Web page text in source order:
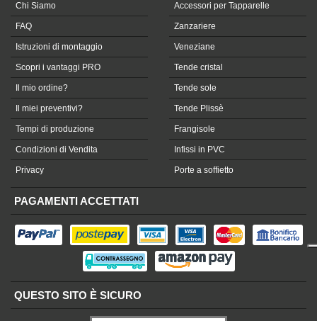
Chi Siamo
FAQ
Istruzioni di montaggio
Scopri i vantaggi PRO
Il mio ordine?
Il miei preventivi?
Tempi di produzione
Condizioni di Vendita
Privacy
Accessori per Tapparelle
Zanzariere
Veneziane
Tende cristal
Tende sole
Tende Plissè
Frangisole
Infissi in PVC
Porte a soffietto
PAGAMENTI ACCETTATI
QUESTO SITO È SICURO